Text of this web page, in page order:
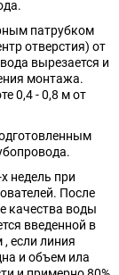
патрубком
отверстия) от
вырезается и
монтажа.
0,4 - 0,8 м от
недель при
После
качества воды
введенной в
если линия
и объем ила